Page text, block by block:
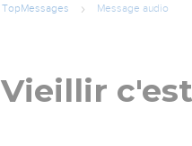
TopMessages Message audio
Vieillir